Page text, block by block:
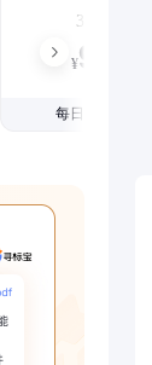
3个月
¥99
每日仅1.08元